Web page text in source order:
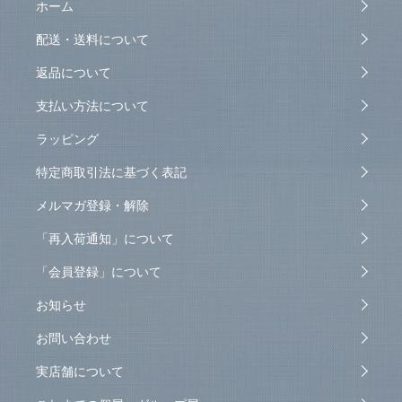
ホーム
配送・送料について
返品について
支払い方法について
ラッピング
特定商取引法に基づく表記
メルマガ登録・解除
「再入荷通知」について
「会員登録」について
お知らせ
お問い合わせ
実店舗について